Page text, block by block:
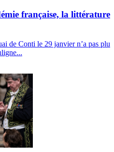
française, la littérature
de Conti le 29 janvier n’a pas plu